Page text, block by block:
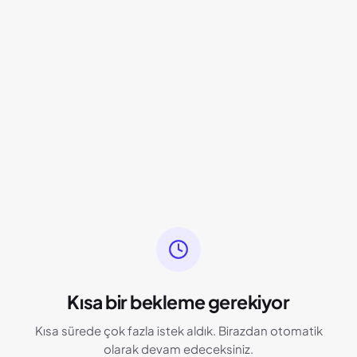
Kısa bir bekleme gerekiyor
Kısa sürede çok fazla istek aldık. Birazdan otomatik
olarak devam edeceksiniz.